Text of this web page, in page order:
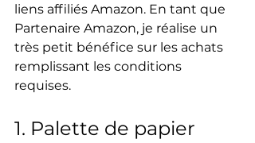
liens affiliés Amazon. En tant que
Partenaire Amazon, je réalise un
très petit bénéfice sur les achats
remplissant les conditions
requises.
1. Palette de papier